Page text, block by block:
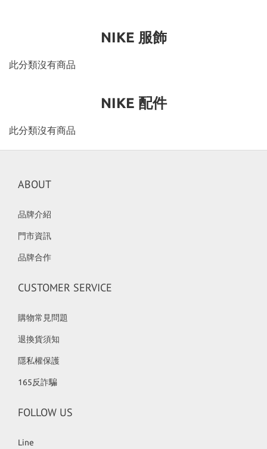
NIKE 服飾
此分類沒有商品
NIKE 配件
此分類沒有商品
ABOUT
品牌介紹
門市資訊
品牌合作
CUSTOMER SERVICE
購物常見問題
退換貨須知
隱私權保護
165反詐騙
FOLLOW US
Line